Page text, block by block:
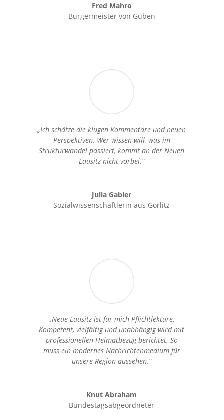
Fred Mahro
Bürgermeister von Guben
„Ich schätze die klugen Kommentare und neuen
Perspektiven. Wer wissen will, was im
Strukturwandel passiert, kommt an der Neuen
Lausitz nicht vorbei.“
Julia Gabler
Sozialwissenschaftlerin aus Görlitz
„Neue Lausitz ist für mich Pflichtlektüre.
Kompetent, vielfältig und unabhängig wird mit
professionellen Heimatbezug berichtet. So
muss ein modernes Nachrichtenmedium für
unsere Region aussehen.“
Knut Abraham
Bundestagsabgeordneter